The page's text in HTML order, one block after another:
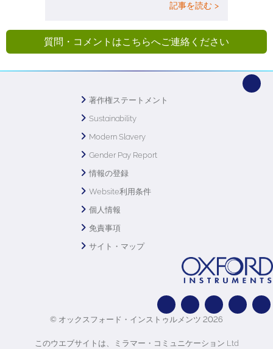
記事を読む >
質問・コメントはこちらへご連絡ください
著作権ステートメント
Sustainability
Modern Slavery
Gender Pay Report
情報の登録
Website利用条件
個人情報
免責事項
サイト・マップ
© オックスフォード・インストゥルメンツ 2026
このウエブサイトは、ミラマー・コミュニケーション Ltd